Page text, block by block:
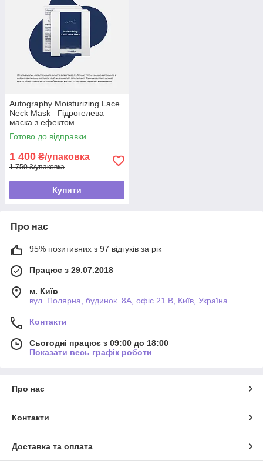
Autography Moisturizing Lace
Neck Mask –Гідрогелева
маска з ефектом
ботулотоксину для зони шиї
та декольте
Готово до відправки
1 400 ₴/упаковка
1 750 ₴/упаковка
Купити
Про нас
95% позитивних з 97 відгуків за рік
Працює з 29.07.2018
м. Київ
вул. Полярна, будинок. 8А, офіс 21 В, Київ, Україна
Контакти
Сьогодні працює з 09:00 до 18:00
Показати весь графік роботи
Про нас
Контакти
Доставка та оплата